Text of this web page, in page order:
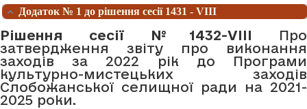
Додаток № 1 до рішення сесії 1431 - VIII
Рішення сесії №1432-VIII Про
затвердження звіту про виконання
заходів за 2022 рік до Програми
культурно-мистецьких заходів
Слобожанської селищної ради на 2021-
2025 роки.